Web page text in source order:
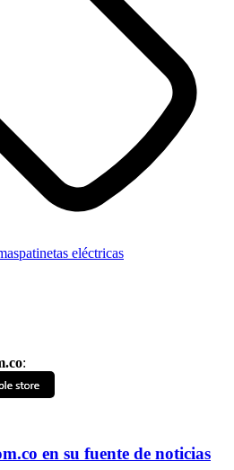
patinetas eléctricas
:
en su fuente de noticias